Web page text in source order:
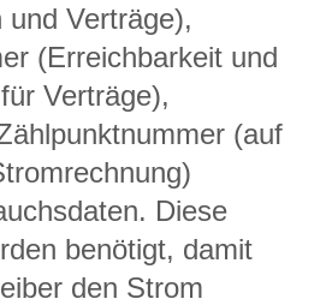
und Verträge),
(Erreichbarkeit und
Verträge),
(auf
Diese
benötigt, damit
den Strom